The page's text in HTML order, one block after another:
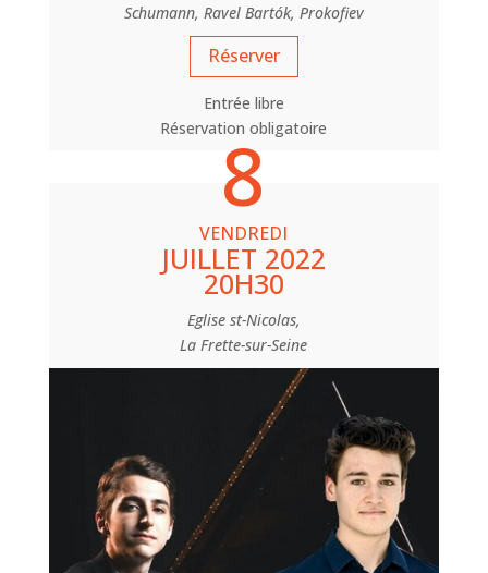
Schumann, Ravel Bartók, Prokofiev
Réserver
Entrée libre
Réservation obligatoire
8
VENDREDI
JUILLET 2022
20H30
Eglise st-Nicolas,
La Frette-sur-Seine